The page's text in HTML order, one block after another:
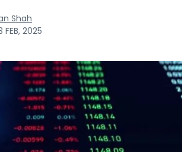
Shah
FEB, 2025